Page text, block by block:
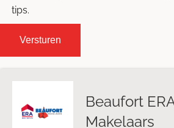
tips.
Beaufort
Makelaars